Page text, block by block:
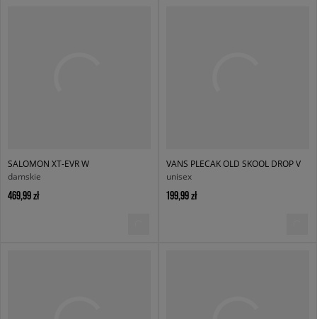
SALOMON XT-EVR W
damskie
469,99 zł
VANS PLECAK OLD SKOOL DROP V
unisex
199,99 zł